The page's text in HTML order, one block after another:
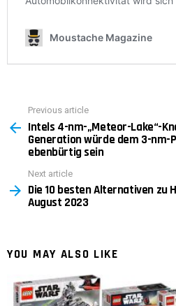
more
Previous article
Intels 4-nm-„Meteor-Lake“-
Generation würde dem 3-nm-
ebenbürtig sein
Next article
Die 10 besten Alternativen zu
August 2023
YOU MAY ALSO LIKE